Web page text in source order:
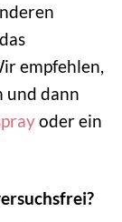
empfehlen,
und dann
oder ein